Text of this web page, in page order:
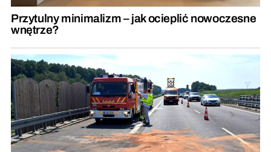
Przytulny minimalizm – jak ocieplić nowoczesne
wnętrze?